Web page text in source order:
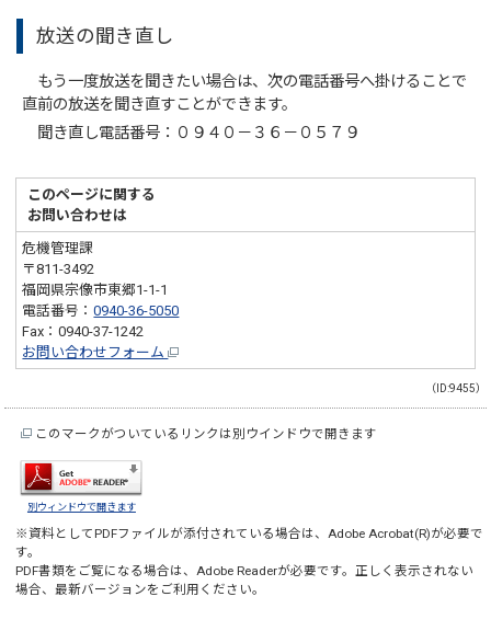
放送の聞き直し
もう一度放送を聞きたい場合は、次の電話番号へ掛けることで
直前の放送を聞き直すことができます。
聞き直し電話番号：０９４０－３６－０５７９
このページに関する
お問い合わせは
危機管理課
〒811-3492
福岡県宗像市東郷1-1-1
電話番号：0940-36-5050
Fax：0940-37-1242
お問い合わせフォーム
（ID:9455）
このマークがついているリンクは別ウインドウで開きます
別ウィンドウで開きます
※資料としてPDFファイルが添付されている場合は、 Adobe Acrobat(R)が必要で
す。
PDF書類をご覧になる場合は、 Adobe Readerが必要です。正しく表示されない
場合、最新バージョンをご利用ください。